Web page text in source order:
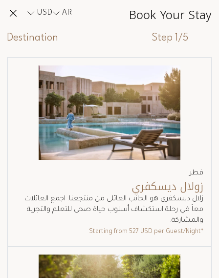
Book Your Stay
AR
USD
Step 1/5
Destination
قطر
زولال ديسكفري
زلال ديسكفري هو الجانب العائلي من منتجعنا. اجمع العائلات
معاً في رحلة استكشاف أسلوب حياة صحي للتعلم والتجربة
والمشاركة.
*Starting from
527 USD per Guest/Night